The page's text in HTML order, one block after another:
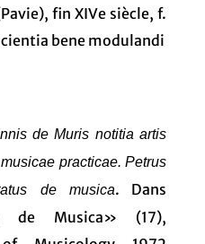
fin XIVe siècle, f.
bene modulandi
de Muris notitia artis
practicae. Petrus
de musica. Dans
de Musica» (17),